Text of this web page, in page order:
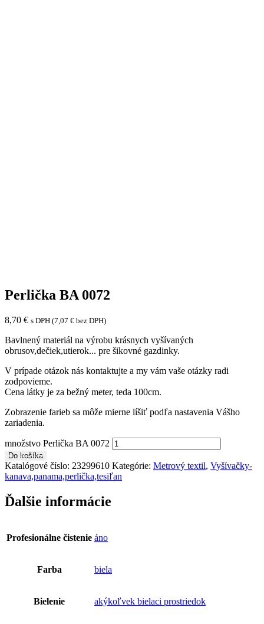
Perlička BA 0072
8,70 € s DPH (7,07 € bez DPH)
Bavlnený materiál na výrobu krásnych vyšívaných
obrusov,dečiek,utierok... pre šikovné gazdinky.
V prípade otázok nás kontaktujte a my vám vaše otázky radi
zodpovieme.
Cena látky je za bežný meter, teda 100cm.
Zobrazenie farieb sa môže mierne líšiť podľa nastavenia Vášho
zariadenia.
množstvo Perlička BA 0072
Do košíka
Katalógové číslo: 23299610 Kategórie: Metrový textil, Vyšívačky-
kanava,panama,perlička,tesiľan
Ďalšie informácie
Profesionálne čistenie áno
Farba biela
Bielenie akýkoľvek bielaci prostriedok